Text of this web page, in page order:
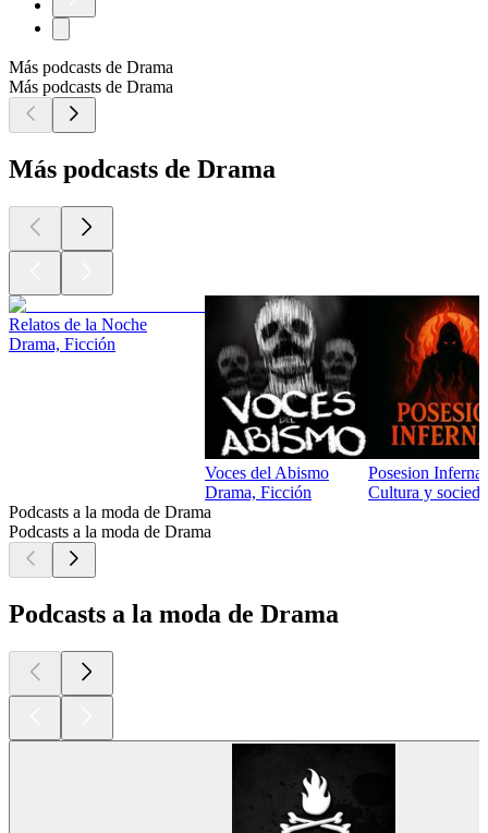
Más podcasts de Drama
Más podcasts de Drama
Más podcasts de Drama
Relatos de la Noche
Drama, Ficción
Voces del Abismo
Drama, Ficción
Posesion Infernal
Cultura y
Podcasts a la moda de Drama
Podcasts a la moda de Drama
Podcasts a la moda de Drama